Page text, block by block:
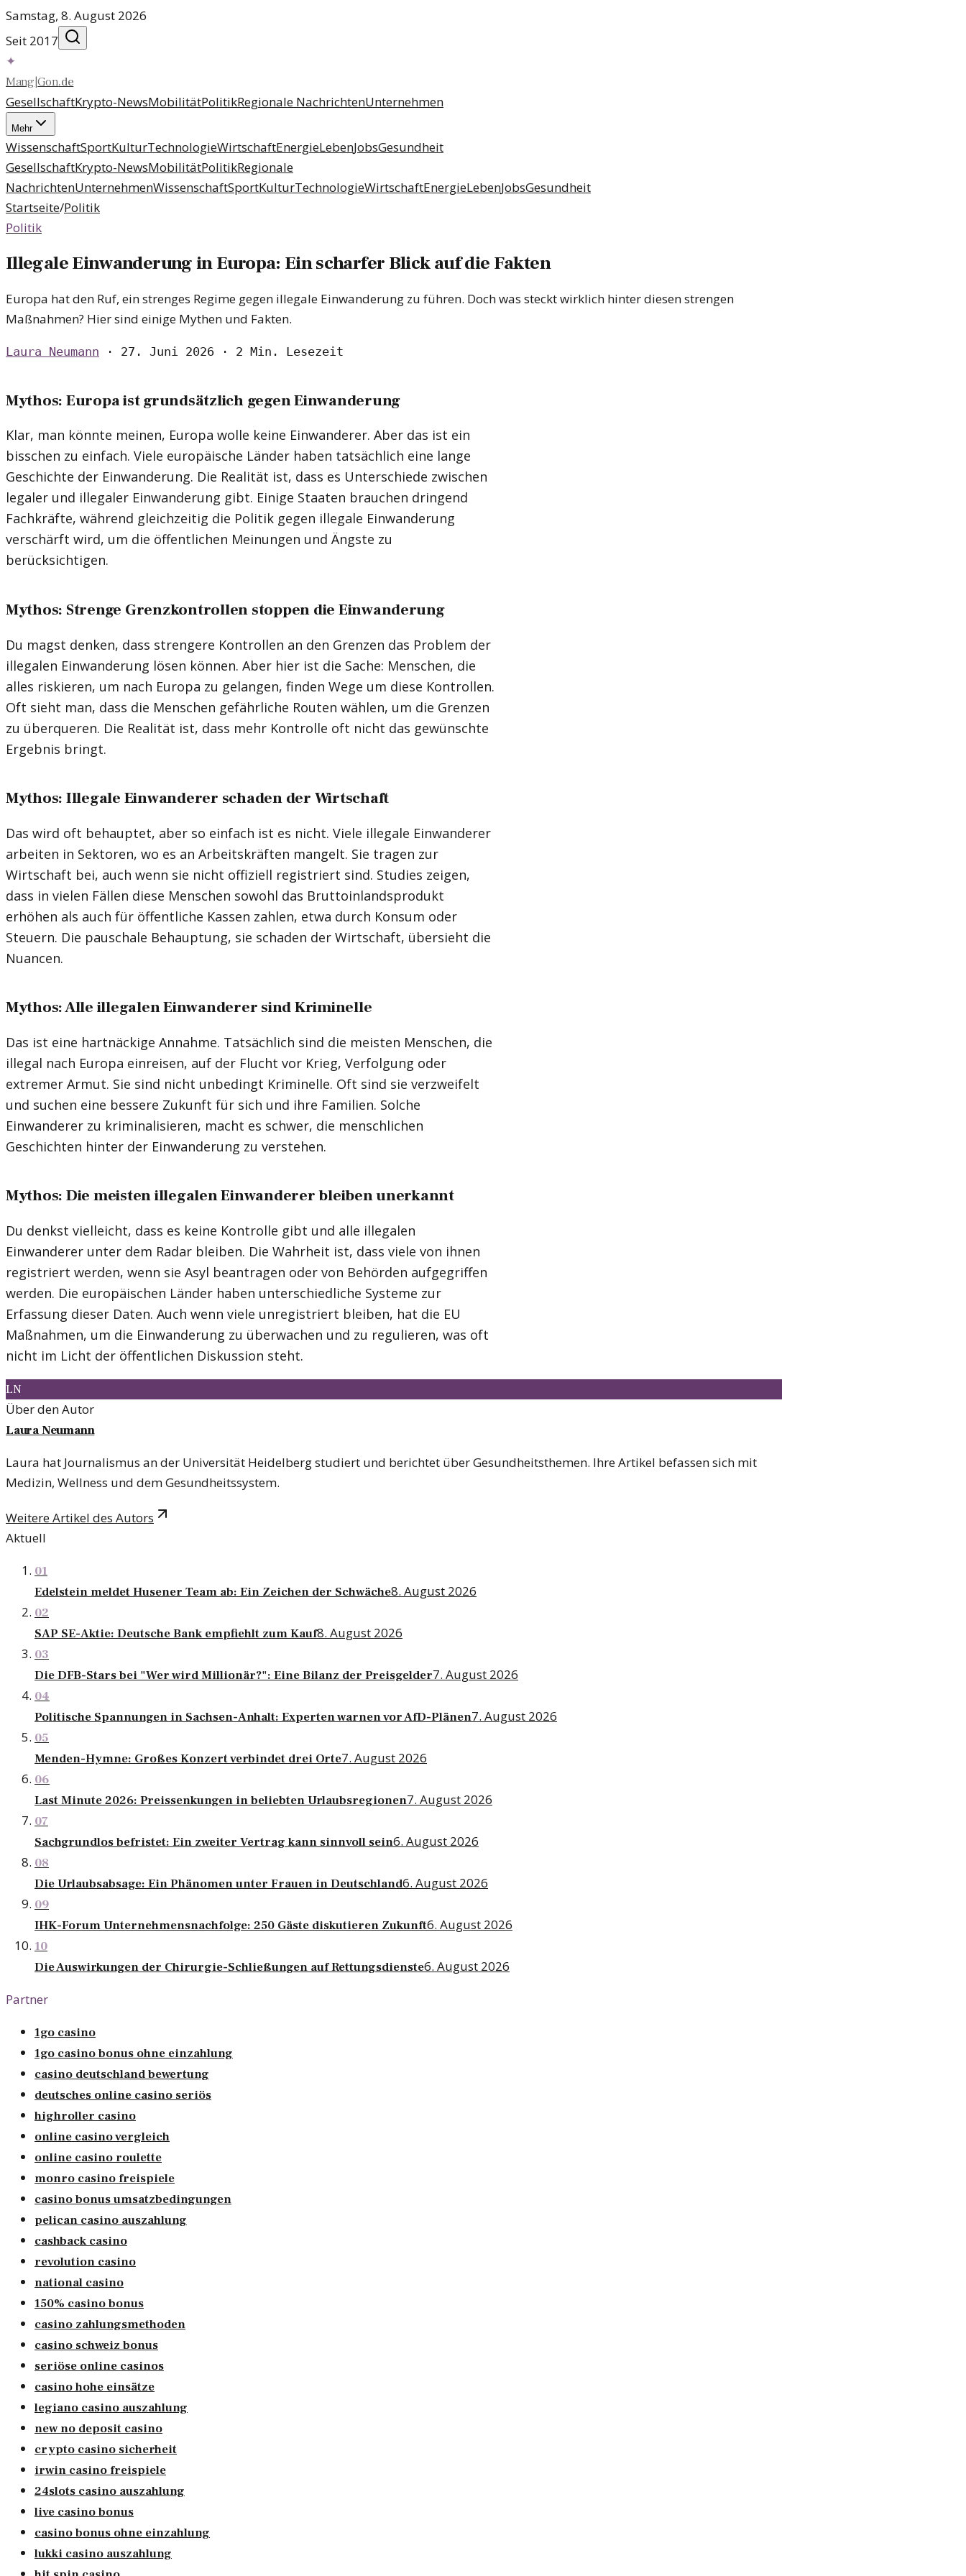
Samstag, 8. August 2026
Seit 2017
✦
Mang|Gon.de
GesellschaftKrypto-NewsMobilitätPolitikRegionale NachrichtenUnternehmen
Mehr
WissenschaftSportKulturTechnologieWirtschaftEnergieLebenJobsGesundheit
GesellschaftKrypto-NewsMobilitätPolitikRegionale
NachrichtenUnternehmenWissenschaftSportKulturTechnologieWirtschaftEnergieLebenJobsGesundheit
Startseite/Politik
Politik
Illegale Einwanderung in Europa: Ein scharfer Blick auf die Fakten
Europa hat den Ruf, ein strenges Regime gegen illegale Einwanderung zu führen. Doch was steckt wirklich hinter diesen strengen
Maßnahmen? Hier sind einige Mythen und Fakten.
Laura Neumann · 27. Juni 2026 · 2 Min. Lesezeit
Mythos: Europa ist grundsätzlich gegen Einwanderung
Klar, man könnte meinen, Europa wolle keine Einwanderer. Aber das ist ein
bisschen zu einfach. Viele europäische Länder haben tatsächlich eine lange
Geschichte der Einwanderung. Die Realität ist, dass es Unterschiede zwischen
legaler und illegaler Einwanderung gibt. Einige Staaten brauchen dringend
Fachkräfte, während gleichzeitig die Politik gegen illegale Einwanderung
verschärft wird, um die öffentlichen Meinungen und Ängste zu
berücksichtigen.
Mythos: Strenge Grenzkontrollen stoppen die Einwanderung
Du magst denken, dass strengere Kontrollen an den Grenzen das Problem der
illegalen Einwanderung lösen können. Aber hier ist die Sache: Menschen, die
alles riskieren, um nach Europa zu gelangen, finden Wege um diese Kontrollen.
Oft sieht man, dass die Menschen gefährliche Routen wählen, um die Grenzen
zu überqueren. Die Realität ist, dass mehr Kontrolle oft nicht das gewünschte
Ergebnis bringt.
Mythos: Illegale Einwanderer schaden der Wirtschaft
Das wird oft behauptet, aber so einfach ist es nicht. Viele illegale Einwanderer
arbeiten in Sektoren, wo es an Arbeitskräften mangelt. Sie tragen zur
Wirtschaft bei, auch wenn sie nicht offiziell registriert sind. Studies zeigen,
dass in vielen Fällen diese Menschen sowohl das Bruttoinlandsprodukt
erhöhen als auch für öffentliche Kassen zahlen, etwa durch Konsum oder
Steuern. Die pauschale Behauptung, sie schaden der Wirtschaft, übersieht die
Nuancen.
Mythos: Alle illegalen Einwanderer sind Kriminelle
Das ist eine hartnäckige Annahme. Tatsächlich sind die meisten Menschen, die
illegal nach Europa einreisen, auf der Flucht vor Krieg, Verfolgung oder
extremer Armut. Sie sind nicht unbedingt Kriminelle. Oft sind sie verzweifelt
und suchen eine bessere Zukunft für sich und ihre Familien. Solche
Einwanderer zu kriminalisieren, macht es schwer, die menschlichen
Geschichten hinter der Einwanderung zu verstehen.
Mythos: Die meisten illegalen Einwanderer bleiben unerkannt
Du denkst vielleicht, dass es keine Kontrolle gibt und alle illegalen
Einwanderer unter dem Radar bleiben. Die Wahrheit ist, dass viele von ihnen
registriert werden, wenn sie Asyl beantragen oder von Behörden aufgegriffen
werden. Die europäischen Länder haben unterschiedliche Systeme zur
Erfassung dieser Daten. Auch wenn viele unregistriert bleiben, hat die EU
Maßnahmen, um die Einwanderung zu überwachen und zu regulieren, was oft
nicht im Licht der öffentlichen Diskussion steht.
LN
Über den Autor
Laura Neumann
Laura hat Journalismus an der Universität Heidelberg studiert und berichtet über Gesundheitsthemen. Ihre Artikel befassen sich mit
Medizin, Wellness und dem Gesundheitssystem.
Weitere Artikel des Autors
Aktuell
01
Edelstein meldet Husener Team ab: Ein Zeichen der Schwäche8. August 2026
02
SAP SE-Aktie: Deutsche Bank empfiehlt zum Kauf8. August 2026
03
Die DFB-Stars bei "Wer wird Millionär?": Eine Bilanz der Preisgelder7. August 2026
04
Politische Spannungen in Sachsen-Anhalt: Experten warnen vor AfD-Plänen7. August 2026
05
Menden-Hymne: Großes Konzert verbindet drei Orte7. August 2026
06
Last Minute 2026: Preissenkungen in beliebten Urlaubsregionen7. August 2026
07
Sachgrundlos befristet: Ein zweiter Vertrag kann sinnvoll sein6. August 2026
08
Die Urlaubsabsage: Ein Phänomen unter Frauen in Deutschland6. August 2026
09
IHK-Forum Unternehmensnachfolge: 250 Gäste diskutieren Zukunft6. August 2026
10
Die Auswirkungen der Chirurgie-Schließungen auf Rettungsdienste6. August 2026
Partner
1go casino
1go casino bonus ohne einzahlung
casino deutschland bewertung
deutsches online casino seriös
highroller casino
online casino vergleich
online casino roulette
monro casino freispiele
casino bonus umsatzbedingungen
pelican casino auszahlung
cashback casino
revolution casino
national casino
150% casino bonus
casino zahlungsmethoden
casino schweiz bonus
seriöse online casinos
casino hohe einsätze
legiano casino auszahlung
new no deposit casino
crypto casino sicherheit
irwin casino freispiele
24slots casino auszahlung
live casino bonus
casino bonus ohne einzahlung
lukki casino auszahlung